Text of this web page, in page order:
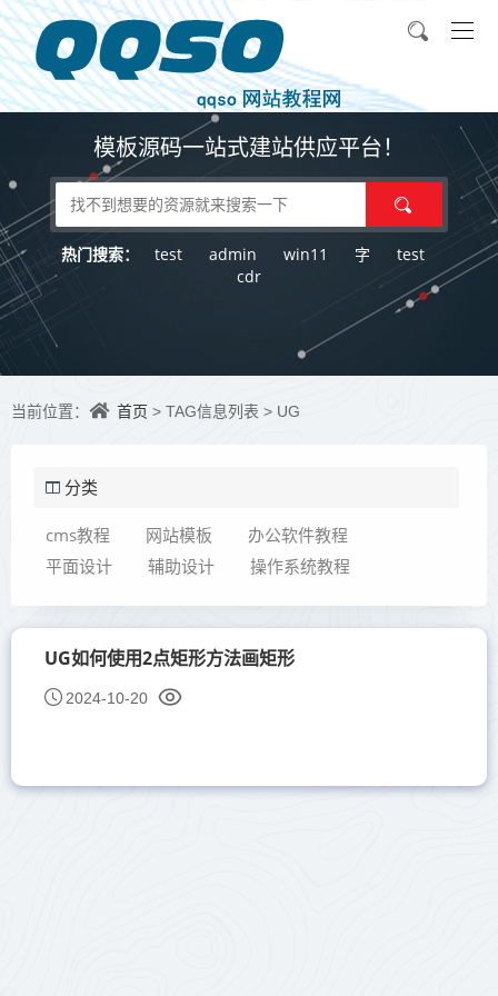
模板源码一站式建站供应平台！
热门搜索： test admin win11 字
test
cdr
当前位置： 首页 > TAG信息列表 > UG
分类
cms教程 网站模板
办公软件教程
平面设计
辅助设计 操作系统教程
UG如何使用2点矩形方法画矩形
2024-10-20